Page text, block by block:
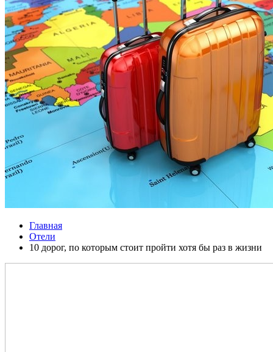
Главная
Отели
10 дорог, по которым стоит пройти хотя бы раз в жизни